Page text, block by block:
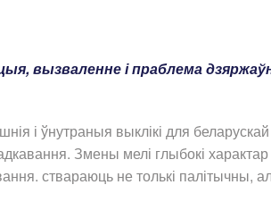
вызваленне і праблема
і ўнутраныя выклікі для
Змены мелі глыбокі
ствараюць не толькі палітычны,